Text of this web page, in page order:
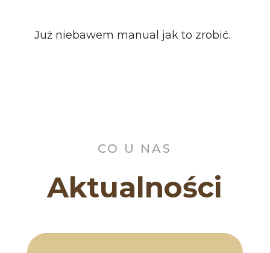
Już niebawem manual jak to zrobić.
CO U NAS
Aktualności